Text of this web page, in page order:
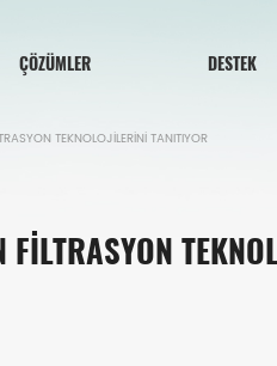
ÇÖZÜMLER DESTEK
TEKNOLOJİLERİNİ TANITIYOR